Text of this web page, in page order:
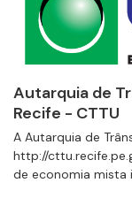
Autarquia de
Recife - CTTU
A Autarquia de
http://
de economia mista